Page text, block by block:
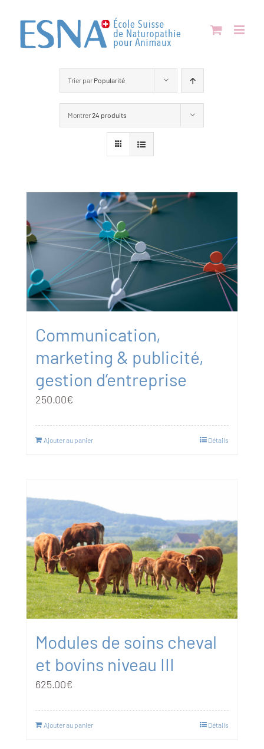
contenu
Trier par Popularité
Montrer24 produits
Communication,
marketing & publicité,
gestion d’entreprise
250.00€
Ajouter au panier Détails
Modules de soins cheval
et bovins niveau III
625.00€
Ajouter au panier Détails